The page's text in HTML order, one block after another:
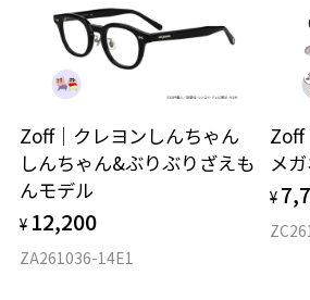
Zoff｜クレヨンしんちゃん
しんちゃん&ぶりぶりざえも
んモデル
¥ 12,200
ZA261036-14E1
Zoff
メ
¥